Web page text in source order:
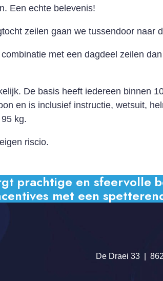
Een echte belevenis!
zeilen gaan we tussendoor naar
met een dagdeel zeilen
De basis heeft iedereen binnen
en is inclusief instructie, wetsuit,
kg.
riscio.
prachtige en sfeervolle
met een
De Draei 33